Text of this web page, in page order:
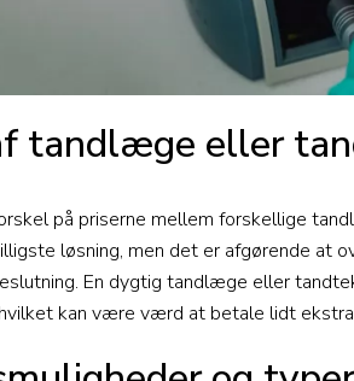
tandlæge eller
på priserne mellem forskellige
løsning, men det er afgørende at
En dygtig tandlæge eller
kan være værd at betale lidt